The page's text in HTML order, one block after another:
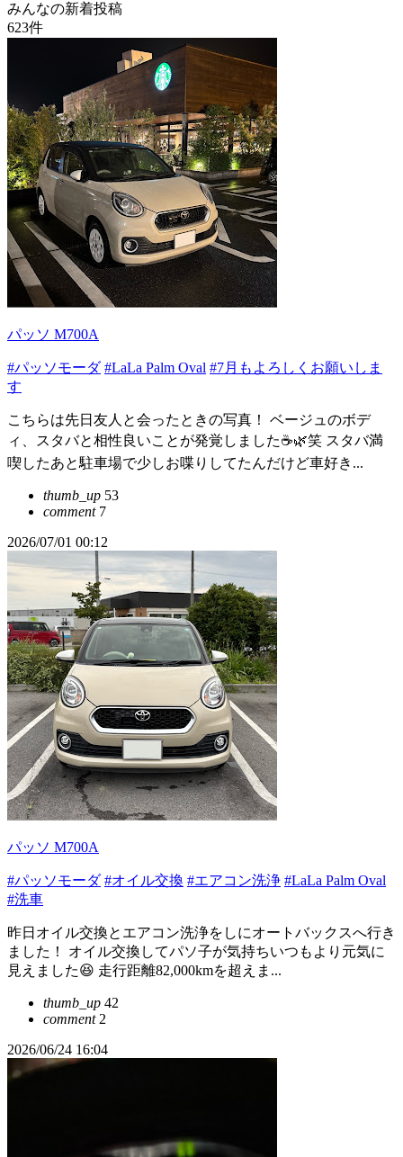
みんなの新着投稿
623件
パッソ M700A
#パッソモーダ #LaLa Palm Oval #7月もよろしくお願いしま
す
こちらは先日友人と会ったときの写真！ ベージュのボデ
ィ、スタバと相性良いことが発覚しました☕🌿笑 スタバ満
喫したあと駐車場で少しお喋りしてたんだけど車好き...
thumb_up 53
comment7
2026/07/01 00:12
パッソ M700A
#パッソモーダ #オイル交換 #エアコン洗浄 #LaLa Palm Oval
#洗車
昨日オイル交換とエアコン洗浄をしにオートバックスへ行き
ました！ オイル交換してパソ子が気持ちいつもより元気に
見えました😆 走行距離82,000kmを超えま...
thumb_up 42
comment2
2026/06/24 16:04